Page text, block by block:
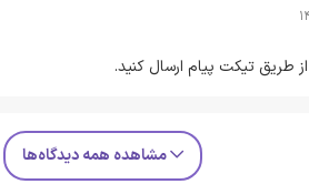
طریق تیکت پیام ارسال کنید.
مشاهده همه دیدگاه‌ها